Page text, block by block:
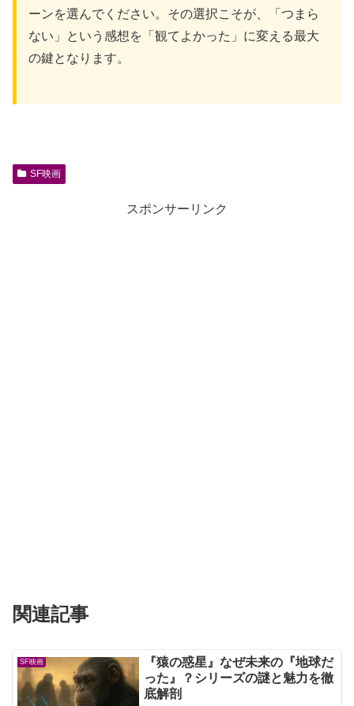
ーンを選んでください。その選択こそが、「つまら
ない」という感想を「観てよかった」に変える最大
の鍵となります。
SF映画
スポンサーリンク
関連記事
SF映画
『猿の惑星』なぜ未来の『地球だ
った』？シリーズの謎と魅力を徹
底解剖